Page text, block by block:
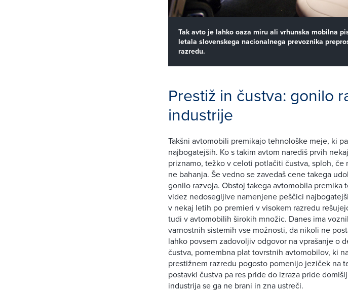
Tak avto je lahko oaza miru ali vrhunska mobilna
letala slovenskega nacionalnega prevoznika
razredu.
Prestiž in čustva: gonilo
industrije
Takšni avtomobili premikajo tehnološke meje, ki
najbogatejših. Ko s takim avtom narediš prvih
priznamo, težko v celoti potlačiti čustva, sploh,
ne bahanja. Še vedno se zavedaš cene takega
gonilo razvoja. Obstoj takega avtomobila premika
videz nedosegljive namenjene peščici
v nekaj letih po premieri v visokem razredu
tudi v avtomobilih širokih množic. Danes ima
varnostnih sistemih vse možnosti, da nikoli ne
lahko povsem zadovoljiv odgovor na vprašanje o
čustva, pomembna plat tovrstnih avtomobilov, ki
prestižnem razredu pogosto pomenijo jeziček na
postavki čustva pa res pride do izraza pride
industrija se ga ne brani in zna ustreči.